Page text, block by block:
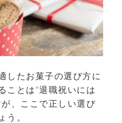
したお菓子の選び方に
ことは”退職祝いには
、ここで正しい選び
う。